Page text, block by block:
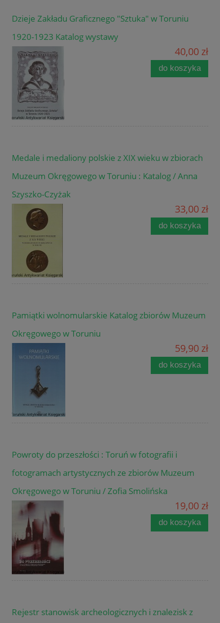
Dzieje Zakładu Graficznego "Sztuka" w Toruniu
1920-1923 Katalog wystawy
40,00 zł
do koszyka
Medale i medaliony polskie z XIX wieku w zbiorach
Muzeum Okręgowego w Toruniu : Katalog / Anna
Szyszko-Czyżak
33,00 zł
do koszyka
Pamiątki wolnomularskie Katalog zbiorów Muzeum
Okręgowego w Toruniu
59,90 zł
do koszyka
Powroty do przeszłości : Toruń w fotografii i
fotogramach artystycznych ze zbiorów Muzeum
Okręgowego w Toruniu / Zofia Smolińska
19,00 zł
do koszyka
Rejestr stanowisk archeologicznych i znalezisk z